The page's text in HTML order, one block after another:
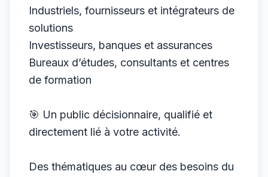
Industriels, fournisseurs et intégrateurs de
solutions
Investisseurs, banques et assurances
Bureaux d’études, consultants et centres
de formation
🎯 Un public décisionnaire, qualifié et
directement lié à votre activité.
Des thématiques au cœur des besoins du